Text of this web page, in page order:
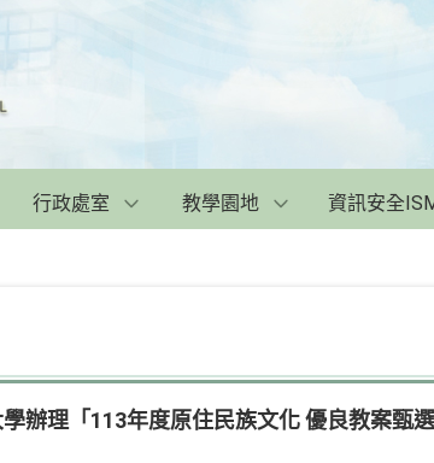
行政處室 教學園地 資訊安全
辦理「113年度原住民族文化 優良教案甄選